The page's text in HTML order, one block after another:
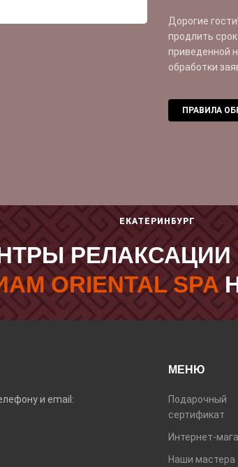
Дорогие
продлить
приведенной
обработки
ПРАВИЛА
ЕКАТЕРИНБУРГ
ORIENTAL SPA
и email:
МЕНЮ
Подарочный
сертификат
Интернет-
Наши мастера